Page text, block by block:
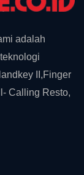
adalah
II,Finger
Calling Resto,